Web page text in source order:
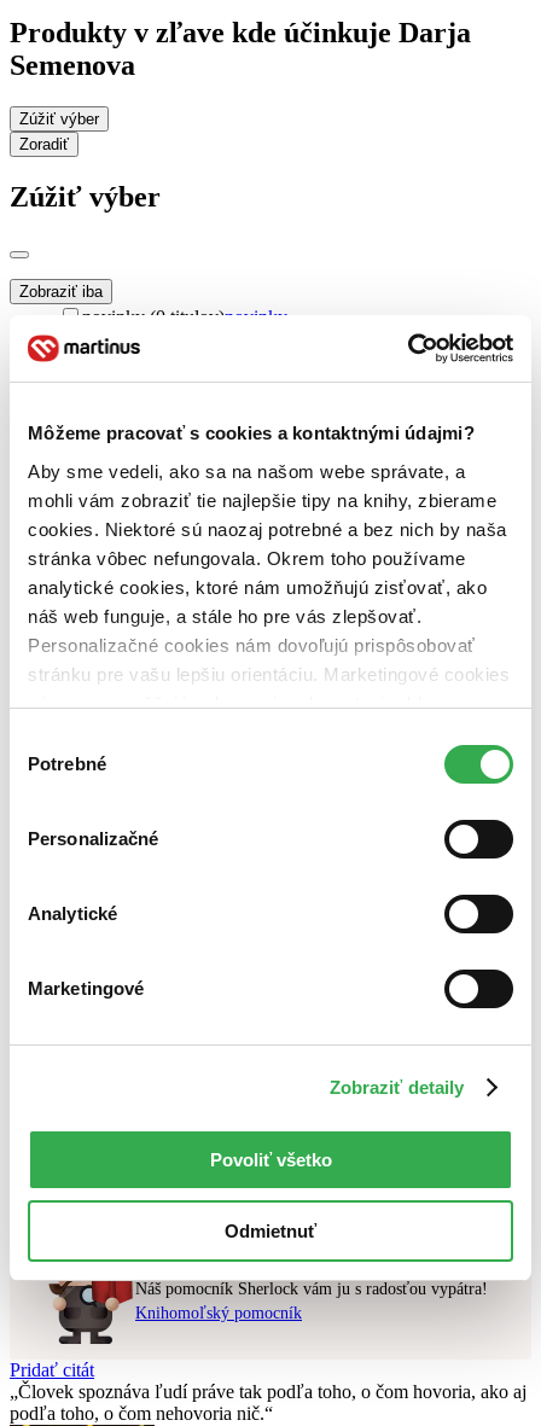
Môžeme pracovať s cookies a kontaktnými údajmi?
Aby sme vedeli, ako sa na našom webe správate, a
mohli vám zobraziť tie najlepšie tipy na knihy, zbierame
cookies. Niektoré sú naozaj potrebné a bez nich by naša
stránka vôbec nefungovala. Okrem toho používame
analytické cookies, ktoré nám umožňujú zisťovať, ako
náš web funguje, a stále ho pre vás zlepšovať.
Personalizačné cookies nám dovoľujú prispôsobovať
stránku pre vašu lepšiu orientáciu. Marketingové cookies
nám zas umožňujú zobrazenie relevantnej reklamy.
nám pomohlo, keby sme mohli používať všetky tieto
súhlasu
Potrebné
Personalizačné
Analytické
Marketingové
Zobraziť detaily
Povoliť všetko
Odmietnuť
Produkty v zľave kde účinkuje Darja
Semenova
Zúžiť výber
Zoradiť
Zúžiť výber
Zobraziť iba
novinky (0 titulov)novinky
zľavnené tituly (0 titulov)
Dostupnosť
predpredaj (0 titulov)predpredaj
dostupná (bez vypredaných) (0 titulov)dostupná (bez
vypredaných)
nová
čítaná (0 titulov)čítaná
čítaná - výborný stav (0 titulov)čítaná - výborný stav
čítaná - mierne opotrebovaná (0 titulov)čítaná - mierne
opotrebovaná
čítané verzie vypredaných kníh (0 titulov) čítané verzie
vypredaných kníh
Zúžiť výber
Bestsellery
Najdrahšie
v zľave
vyhovujúci zadaným podmienkam.
Chcete poradiť knihu?
Náš pomocník Sherlock vám ju s radosťou vypátra!
Knihomoľský pomocník
Pridať citát
Človek spoznáva ľudí práve tak podľa toho, o čom hovoria, ako aj
podľa toho, o čom nehovoria nič.